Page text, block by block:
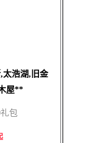
太浩湖,旧金
屋**
包